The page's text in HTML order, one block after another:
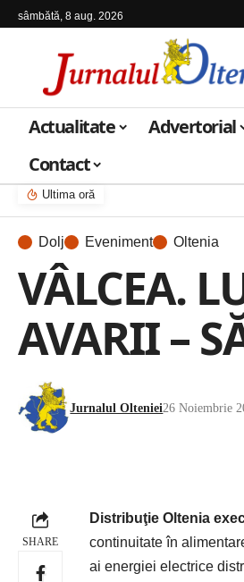
sâmbătă, 8 aug. 2026
Actualitate Advertorial
Contact
Ultima oră
Dolj Eveniment Oltenia
VÂLCEA.
AVARII –
Jurnalul Olteniei26 Noiembrie
SHARE
Distribuţie Oltenia
continuitate în
ai energiei electrice